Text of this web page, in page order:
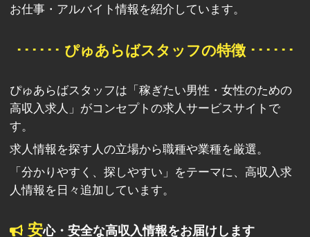
お仕事・アルバイト情報を紹介しています。
･･････ ぴゅあらばスタッフの特徴 ･･････
ぴゅあらばスタッフは「稼ぎたい男性・女性のための
高収入求人」がコンセプトの求人サービスサイトで
す。
求人情報を探す人の立場から職種や業種を厳選。
「分かりやすく、探しやすい」をテーマに、高収入求
人情報を日々追加しています。
安心・安全な高収入情報をお届けします